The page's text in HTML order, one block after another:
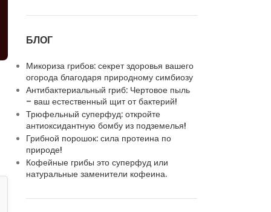
БЛОГ
Микориза грибов: секрет здоровья вашего
огорода благодаря природному симбиозу
Антибактериальный гриб: Чертовое пыль
– ваш естественный щит от бактерий!
Трюфельный суперфуд: откройте
антиоксидантную бомбу из подземелья!
Грибной порошок: сила протеина по
природе!
Кофейные грибы это суперфуд или
натуральные заменители кофеина.